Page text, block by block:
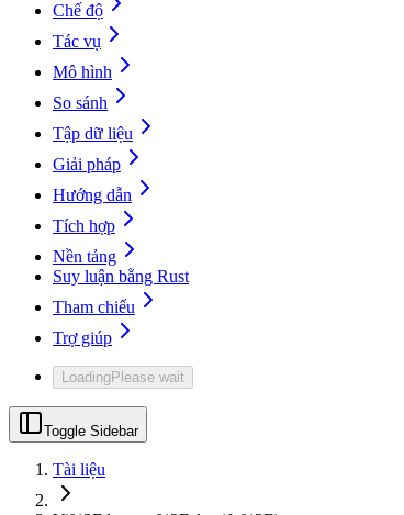
Chế độ
Tác vụ
Mô hình
So sánh
Tập dữ liệu
Giải pháp
Hướng dẫn
Tích hợp
Nền tảng
Suy luận bằng Rust
Tham chiếu
Trợ giúp
LoadingPlease wait
Toggle Sidebar
Tài liệu